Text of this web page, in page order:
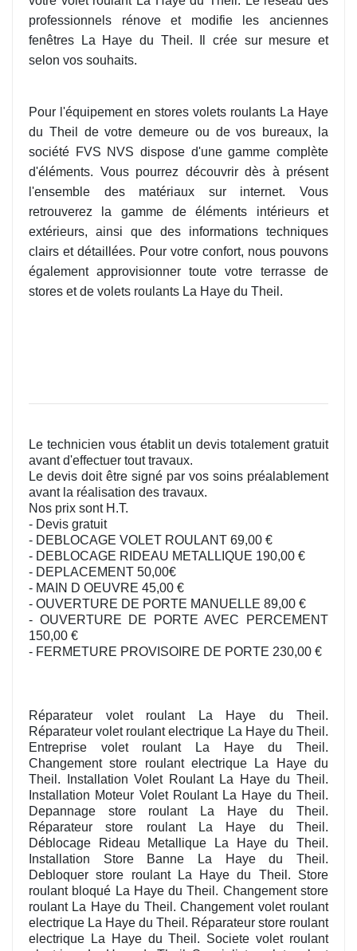
professionnels rénove et modifie les anciennes
fenêtres La Haye du Theil. Il crée sur mesure et
selon vos souhaits.
Pour l'équipement en stores volets roulants La Haye
du Theil de votre demeure ou de vos bureaux, la
société FVS NVS dispose d'une gamme complète
d'éléments. Vous pourrez découvrir dès à présent
l'ensemble des matériaux sur internet. Vous
retrouverez la gamme de éléments intérieurs et
extérieurs, ainsi que des informations techniques
clairs et détaillées. Pour votre confort, nous pouvons
également approvisionner toute votre terrasse de
stores et de volets roulants La Haye du Theil.
Le technicien vous établit un devis totalement gratuit
avant d'effectuer tout travaux.
Le devis doit être signé par vos soins préalablement
avant la réalisation des travaux.
Nos prix sont H.T.
- Devis gratuit
- DEBLOCAGE VOLET ROULANT 69,00 €
- DEBLOCAGE RIDEAU METALLIQUE 190,00 €
- DEPLACEMENT 50,00€
- MAIN D OEUVRE 45,00 €
- OUVERTURE DE PORTE MANUELLE 89,00 €
- OUVERTURE DE PORTE AVEC PERCEMENT
150,00 €
- FERMETURE PROVISOIRE DE PORTE 230,00 €
Réparateur volet roulant La Haye du Theil.
Réparateur volet roulant electrique La Haye du Theil.
Entreprise volet roulant La Haye du Theil.
Changement store roulant electrique La Haye du
Theil. Installation Volet Roulant La Haye du Theil.
Installation Moteur Volet Roulant La Haye du Theil.
Depannage store roulant La Haye du Theil.
Réparateur store roulant La Haye du Theil.
Déblocage Rideau Metallique La Haye du Theil.
Installation Store Banne La Haye du Theil.
Debloquer store roulant La Haye du Theil. Store
roulant bloqué La Haye du Theil. Changement store
roulant La Haye du Theil. Changement volet roulant
electrique La Haye du Theil. Réparateur store roulant
electrique La Haye du Theil. Societe volet roulant